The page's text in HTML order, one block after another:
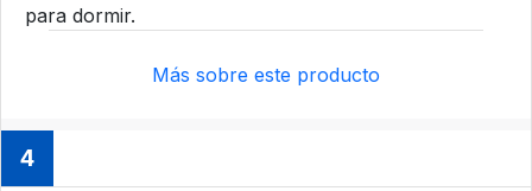
para dormir.
Más sobre este producto
4